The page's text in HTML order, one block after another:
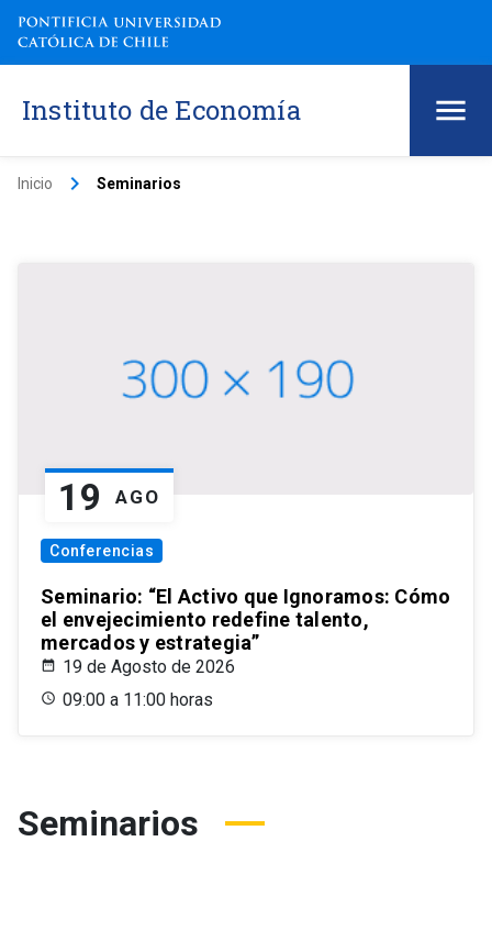
Instituto de Economía
Inicio keyboard_arrow_right Seminarios
19 AGO
Conferencias
Seminario: “El Activo que Ignoramos: Cómo
el envejecimiento redefine talento,
mercados y estrategia”
19 de Agosto de 2026
09:00 a 11:00 horas
Seminarios